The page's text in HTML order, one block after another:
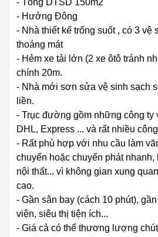
- Tổng DTSD 150m2
- Hướng Đông
- Nhà thiết kế trống suốt , có 3 vệ
thoáng mát
- Hẻm xe tải lớn (2 xe ôtô tránh
chính 20m.
- Nhà mới sơn sửa vệ sinh sạch
liền.
- Trục đường gồm những công ty
DHL, Express ... và rất nhiều
- Rất phù hợp với nhu cầu làm
chuyển hoặc chuyển phát nhanh,
nội thất... vì không gian xung
cao.
- Gần sân bay (cách 10 phút),
viện, siêu thị tiện ích...
- Giá cả có thể thương lượng